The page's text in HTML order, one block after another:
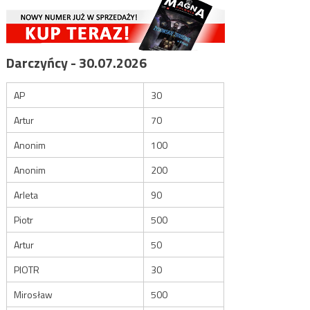
Darczyńcy - 30.07.2026
AP
30
Artur
70
Anonim
100
Anonim
200
Arleta
90
Piotr
500
Artur
50
PIOTR
30
Mirosław
500